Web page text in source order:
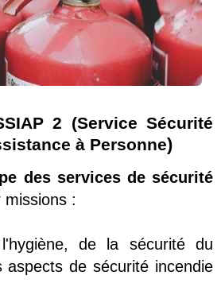
2 (Service Sécurité
à Personne)
des services de sécurité
missions :
de la sécurité du
aspects de sécurité incendie